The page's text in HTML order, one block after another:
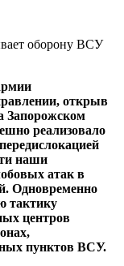
открыв
Запорожском
реализовало
наши
атак в
Одновременно
тактику
центров
пунктов ВСУ.